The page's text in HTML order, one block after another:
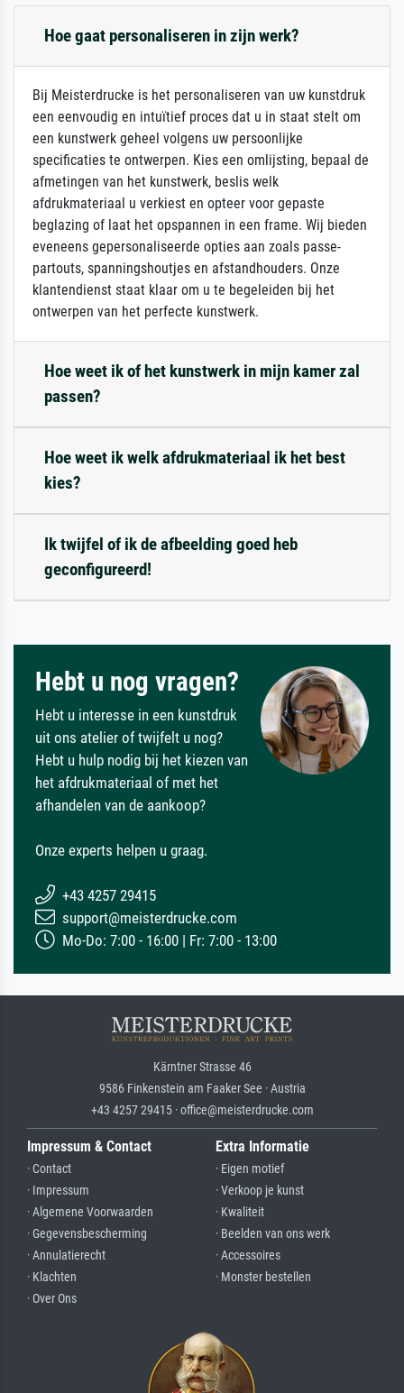
Hoe gaat personaliseren in zijn werk?
Bij Meisterdrucke is het personaliseren van uw kunstdruk
een eenvoudig en intuïtief proces dat u in staat stelt om
een kunstwerk geheel volgens uw persoonlijke
specificaties te ontwerpen. Kies een omlijsting, bepaal de
afmetingen van het kunstwerk, beslis welk
afdrukmateriaal u verkiest en opteer voor gepaste
beglazing of laat het opspannen in een frame. Wij bieden
eveneens gepersonaliseerde opties aan zoals passe-
partouts, spanningshoutjes en afstandhouders. Onze
klantendienst staat klaar om u te begeleiden bij het
ontwerpen van het perfecte kunstwerk.
Hoe weet ik of het kunstwerk in mijn kamer zal
passen?
Hoe weet ik welk afdrukmateriaal ik het best
kies?
Ik twijfel of ik de afbeelding goed heb
geconfigureerd!
Hebt u nog vragen?
Hebt u interesse in een kunstdruk
uit ons atelier of twijfelt u nog?
Hebt u hulp nodig bij het kiezen van
het afdrukmateriaal of met het
afhandelen van de aankoop?
Onze experts helpen u graag.
+43 4257 29415
support@meisterdrucke.com
Mo-Do: 7:00 - 16:00 | Fr: 7:00 - 13:00
Kärntner Strasse 46
9586 Finkenstein am Faaker See · Austria
+43 4257 29415 · office@meisterdrucke.com
Impressum & Contact
· Contact
· Impressum
· Algemene Voorwaarden
· Gegevensbescherming
· Annulatierecht
· Klachten
· Over Ons
Extra Informatie
· Eigen motief
· Verkoop je kunst
· Kwaliteit
· Beelden van ons werk
· Accessoires
· Monster bestellen